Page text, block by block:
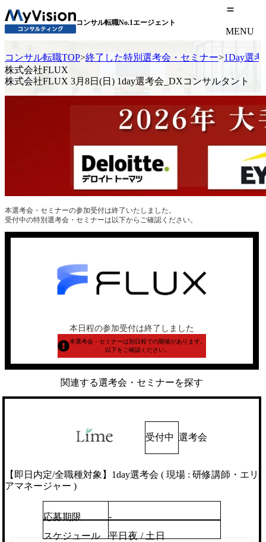
コンサル転職No.1エージェント
MENU
コンサル転職TOP>終了した特別選考会・セミナー>1Day選考
株式会社FLUX
株式会社FLUX 3月8日(日) 1day選考会_DXコンサルタント
本選考会・セミナーの参加受付は終了いたしました。
受付中の特別選考会・セミナーは以下からご確認ください。
本日程の参加受付は終了しました
本選考会・セミナーは別日程での開催があります。
以下をご確認ください。
関連する選考会・セミナーを探す
受付中 選考会
【即日内定/全職種対象】1day選考会 ( 現場 : 研修講師・エリ
アマネージャー )
応募期限
-
スケジュール
平日夜 / 土日